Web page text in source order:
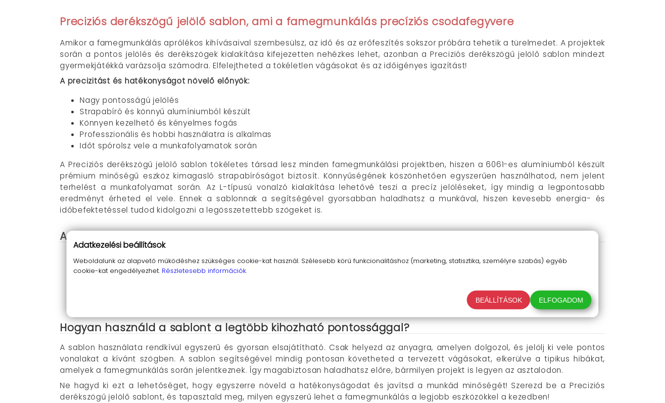
Preciziós derékszögű jelölő sablon, ami a famegmunkálás precíziós csodafegyvere
Amikor a famegmunkálás aprólékos kihívásaival szembesülsz, az idő és az erőfeszítés sokszor próbára tehetik a türelmedet. A projektek
során a pontos jelölés és derékszögek kialakítása kifejezetten nehézkes lehet, azonban a Preciziós derékszögű jelölő sablon mindezt
gyermekjátékká varázsolja számodra. Elfelejtheted a tökéletlen vágásokat és az időigényes igazítást!
A precizitást és hatékonyságot növelő előnyök:
Nagy pontosságú jelölés
Strapabíró és könnyű alumíniumból készült
Könnyen kezelhető és kényelmes fogás
Professzionális és hobbi használatra is alkalmas
Időt spórolsz vele a munkafolyamatok során
A Preciziós derékszögű jelölő sablon tökéletes társad lesz minden famegmunkálási projektben, hiszen a 6061-es alumíniumból készült
prémium minőségű eszköz kimagasló strapabíróságot biztosít. Könnyűségének köszönhetően egyszerűen használhatod, nem jelent
terhelést a munkafolyamat során. Az L-típusú vonalzó kialakítása lehetővé teszi a precíz jelöléseket, így mindig a legpontosabb
eredményt érheted el vele. Ennek a sablonnak a segítségével gyorsabban haladhatsz a munkával, hiszen kevesebb energia- és
időbefektetéssel tudod kidolgozni a legösszetettebb szögeket is.
A termék néhány kiemelkedő jellemzője és előnye
: A sablon segít a tökéletes derékszögek és egyenes vonalak kialakításában.
Tartós és könnyű: A 6061 alumínium anyaga ellenáll a kopásnak, így hosszú élettartamú lesz.
Hogyan használd a sablont a legtöbb kihozható pontossággal?
A sablon használata rendkívül egyszerű és gyorsan elsajátítható. Csak helyezd az anyagra, amelyen dolgozol, és jelölj ki vele pontos
vonalakat a kívánt szögben. A sablon segítségével mindig pontosan követheted a tervezett vágásokat, elkerülve a tipikus hibákat,
amelyek a famegmunkálás során jelentkeznek. Így magabiztosan haladhatsz előre, bármilyen projekt is legyen az asztalodon.
Ne hagyd ki ezt a lehetőséget, hogy egyszerre növeld a hatékonyságodat és javítsd a munkád minőségét! Szerezd be a Preciziós
derékszögű jelölő sablont, és tapasztald meg, milyen egyszerű lehet a famegmunkálás a legjobb eszközökkel a kezedben!
Adatkezelési beállítások
Weboldalunk az alapvető működéshez szükséges cookie-kat használ. Szélesebb körű funkcionalitáshoz (marketing, statisztika, személyre szabás) egyéb
cookie-kat engedélyezhet. Részletesebb információk.
BEÁLLÍTÁSOK ELFOGADOM